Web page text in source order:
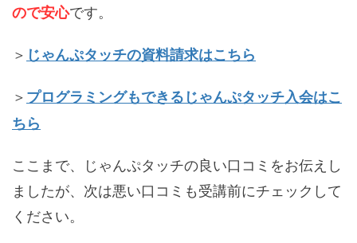
ので安心です。
＞ じゃんぷタッチの資料請求はこちら
＞プログラミングもできるじゃんぷタッチ入会はこ
ちら
ここまで、じゃんぷタッチの良い口コミをお伝えし
ましたが、次は悪い口コミも受講前にチェックして
ください。